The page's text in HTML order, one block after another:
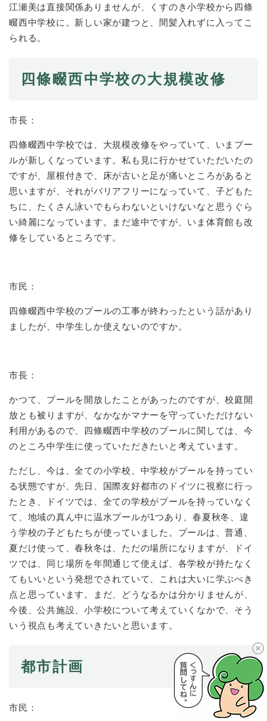
江瀬美は直接関係ありませんが、くすのき小学校から四條
畷西中学校に。新しい家が建つと、間髪入れずに入ってこ
られる。
四條畷西中学校の大規模改修
市長：
四條畷西中学校では、大規模改修をやっていて、いまプー
ルが新しくなっています。私も見に行かせていただいたの
ですが、屋根付きで、床が古いと足が痛いところがあると
思いますが、それがバリアフリーになっていて、子どもた
ちに、たくさん泳いでもらわないといけないなと思うぐら
い綺麗になっています。まだ途中ですが、いま体育館も改
修をしているところです。
市民：
四條畷西中学校のプールの工事が終わったという話があり
ましたが、中学生しか使えないのですか。
市長：
かつて、プールを開放したことがあったのですが、校庭開
放とも被りますが、なかなかマナーを守っていただけない
利用があるので、四條畷西中学校のプールに関しては、今
のところ中学生に使っていただきたいと考えています。
ただし、今は、全ての小学校、中学校がプールを持ってい
る状態ですが、先日、国際友好都市のドイツに視察に行っ
たとき、ドイツでは、全ての学校がプールを持っていなく
て、地域の真ん中に温水プールが1つあり、春夏秋冬、違
う学校の子どもたちが使っていました。プールは、普通、
夏だけ使って、春秋冬は、ただの場所になりますが、ドイ
ツでは、同じ場所を年間通じて使えば、各学校が持たなく
てもいいという発想でされていて、これは大いに学ぶべき
点と思っています。まだ、どうなるかは分かりませんが、
今後、公共施設、小学校について考えていくなかで、そう
いう視点も考えていきたいと思います。
都市計画
市民：